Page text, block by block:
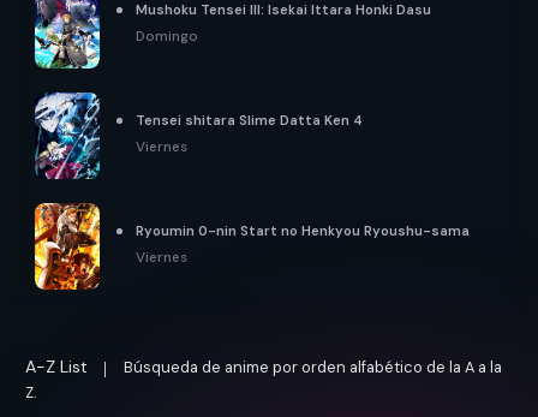
Mushoku Tensei III: Isekai Ittara Honki Dasu
Domingo
Tensei shitara Slime Datta Ken 4
Viernes
Ryoumin 0-nin Start no Henkyou Ryoushu-sama
Viernes
A-Z List
Búsqueda de anime por orden alfabético de la A a la
Z.